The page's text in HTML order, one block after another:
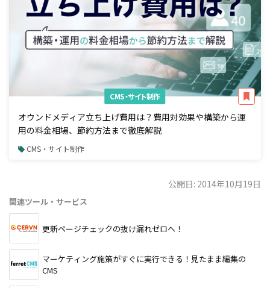
CMS・サイト制作
オウンドメディア立ち上げ費用は？費用対効果や構築から運
用の料金相場、節約方法まで徹底解説
CMS・サイト制作
公開日: 2014年10月19日
関連ツール・サービス
更新ページチェックの抜け漏れゼロへ！
マーケティング施策がすぐに実行できる！見たまま編集の
CMS